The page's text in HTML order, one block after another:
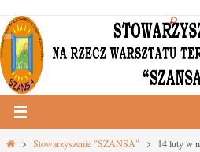
Przejdź
do
treści
StronaStowarzyszenie "SZANSA" 14 luty w